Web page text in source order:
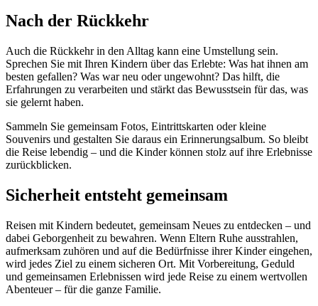
Nach der Rückkehr
Auch die Rückkehr in den Alltag kann eine Umstellung sein.
Sprechen Sie mit Ihren Kindern über das Erlebte: Was hat ihnen am
besten gefallen? Was war neu oder ungewohnt? Das hilft, die
Erfahrungen zu verarbeiten und stärkt das Bewusstsein für das, was
sie gelernt haben.
Sammeln Sie gemeinsam Fotos, Eintrittskarten oder kleine
Souvenirs und gestalten Sie daraus ein Erinnerungsalbum. So bleibt
die Reise lebendig – und die Kinder können stolz auf ihre Erlebnisse
zurückblicken.
Sicherheit entsteht gemeinsam
Reisen mit Kindern bedeutet, gemeinsam Neues zu entdecken – und
dabei Geborgenheit zu bewahren. Wenn Eltern Ruhe ausstrahlen,
aufmerksam zuhören und auf die Bedürfnisse ihrer Kinder eingehen,
wird jedes Ziel zu einem sicheren Ort. Mit Vorbereitung, Geduld
und gemeinsamen Erlebnissen wird jede Reise zu einem wertvollen
Abenteuer – für die ganze Familie.